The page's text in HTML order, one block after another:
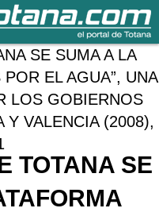
TOTANA SE